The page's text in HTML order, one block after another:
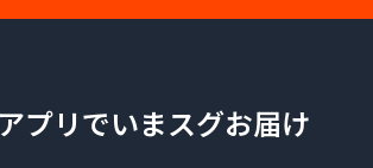
プリでいまスグお届け